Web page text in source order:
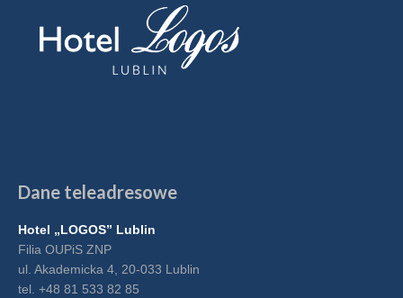
Dane teleadresowe
Hotel „LOGOS” Lublin
Filia OUPiS ZNP
ul. Akademicka 4, 20-033 Lublin
tel. +48 81 533 82 85